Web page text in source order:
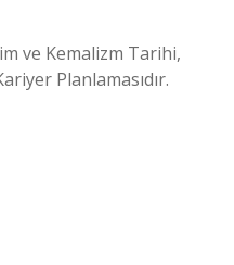
ve Kemalizm Tarihi,
Planlamasıdır.